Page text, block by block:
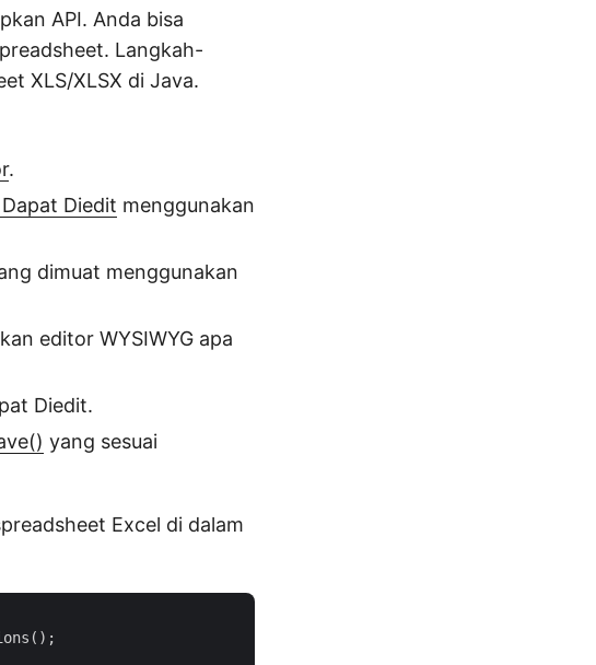
API. Anda bisa
Langkah-
XLS/XLSX di Java.
.
Diedit menggunakan
dimuat menggunakan
editor WYSIWYG apa
Diedit.
yang sesuai
Excel di dalam